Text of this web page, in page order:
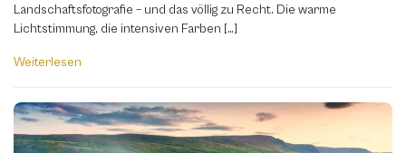
Landschaftsfotografie – und das völlig zu Recht. Die warme
Lichtstimmung, die intensiven Farben […]
Weiterlesen